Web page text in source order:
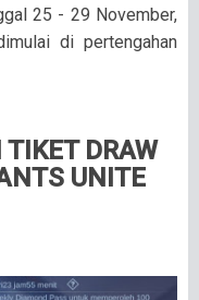
25 - 29 November,
di pertengahan
DRAW
UNITE